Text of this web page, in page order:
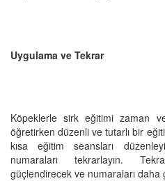
Uygulama ve Tekrar
Köpeklerle sirk eğitimi zaman
öğretirken düzenli ve tutarlı bir
kısa eğitim seansları
numaraları tekrarlayın.
güçlendirecek ve numaraları